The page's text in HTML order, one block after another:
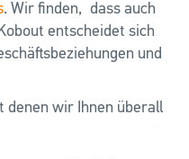
. Wir finden, dass auch
entscheidet sich
und
denen wir Ihnen überall